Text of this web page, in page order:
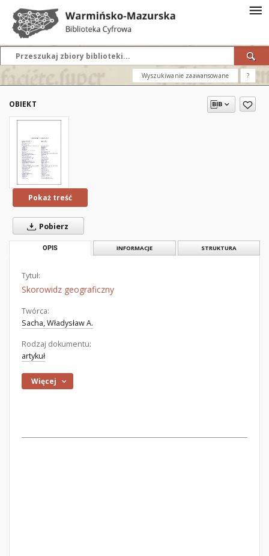
Wyszukiwanie zaawansowane ?
OBIEKT
Pokaż treść
Pobierz
OPIS INFORMACJE STRUKTURA
Tytuł:
Skorowidz geograficzny
Twórca:
Sacha, Władysław A.
Rodzaj dokumentu:
artykuł
Więcej